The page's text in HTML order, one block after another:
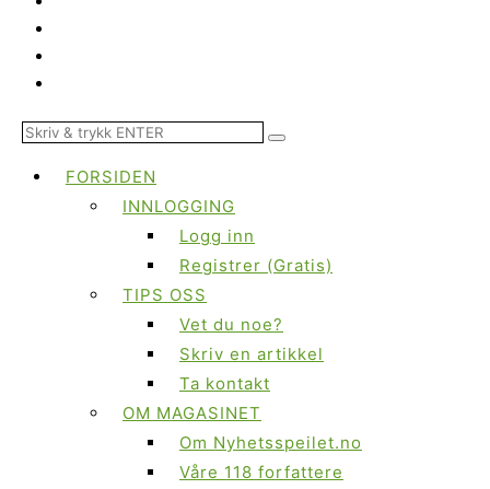
FORSIDEN
INNLOGGING
Logg inn
Registrer (Gratis)
TIPS OSS
Vet du noe?
Skriv en artikkel
Ta kontakt
OM MAGASINET
Om Nyhetsspeilet.no
Våre 118 forfattere